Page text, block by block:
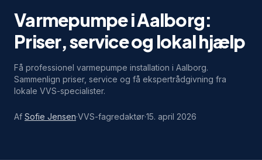
Varmepumpe i Aalborg:
Priser, service og lokal hjælp
Få professionel varmepumpe installation i Aalborg.
Sammenlign priser, service og få ekspertrådgivning fra
lokale VVS-specialister.
Af Sofie Jensen·VVS-fagredaktør·15. april 2026